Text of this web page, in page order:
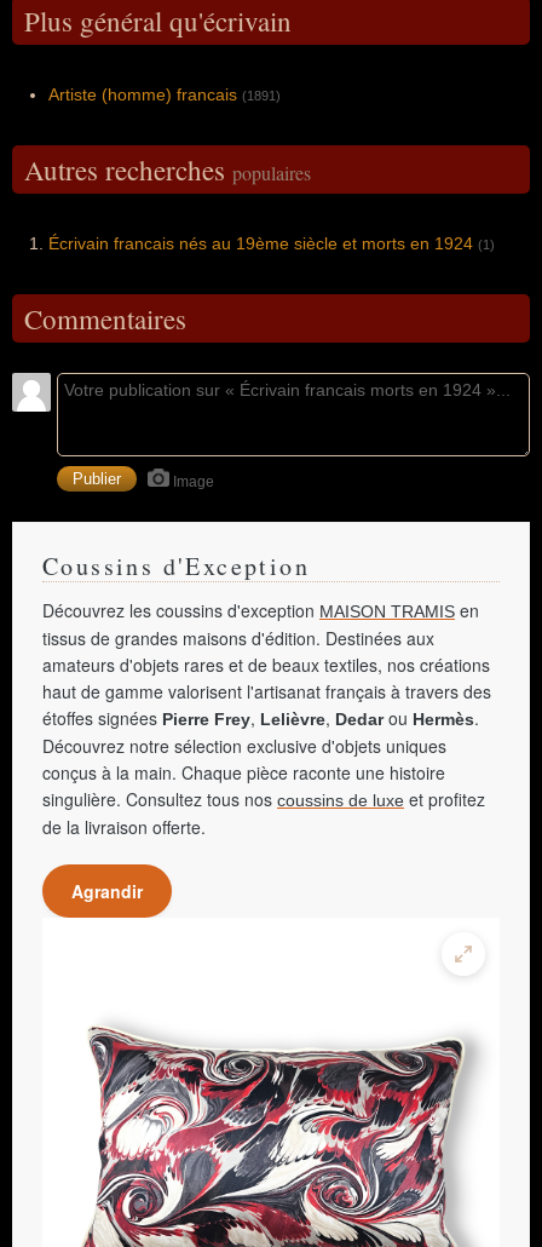
Plus général qu'écrivain
Artiste (homme) francais (1891)
Autres recherches populaires
Écrivain francais nés au 19ème siècle et morts en 1924 (1)
Commentaires
Image
Coussins d'Exception
Découvrez les coussins d'exception MAISON TRAMIS en
tissus de grandes maisons d'édition. Destinées aux
amateurs d'objets rares et de beaux textiles, nos créations
haut de gamme valorisent l'artisanat français à travers des
étoffes signées Pierre Frey, Lelièvre, Dedarou Hermès.
Découvrez notre sélection exclusive d'objets uniques
conçus à la main. Chaque pièce raconte une histoire
singulière. Consultez tous nos coussins de luxe et profitez
de la livraison offerte.
Agrandir